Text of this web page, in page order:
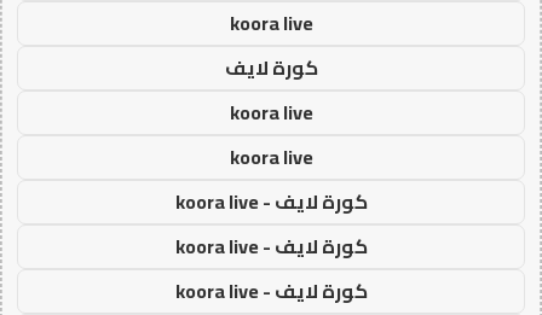
koora live
كورة لايف
koora live
koora live
كورة لايف - koora live
كورة لايف - koora live
كورة لايف - koora live